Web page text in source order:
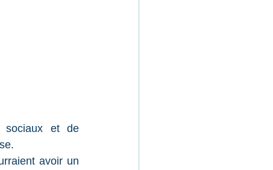
sociaux et de
avoir un